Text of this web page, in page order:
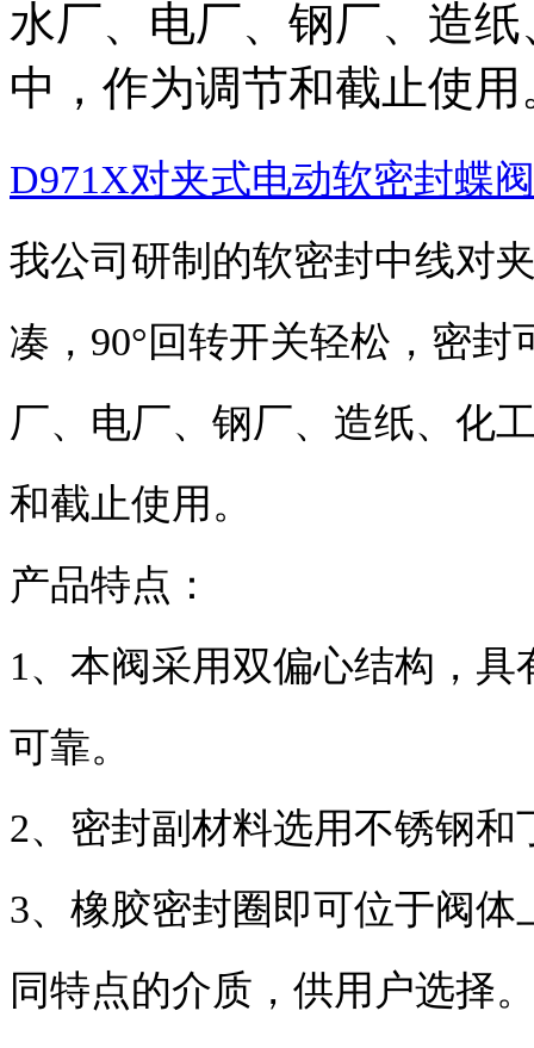
水厂、电厂、钢厂、造
中，作为调节和截止使用
D971X对夹式电动软密封蝶阀
我公司研制的软密封中线对
凑，90°回转开关轻松，密
厂、电厂、钢厂、造纸、化
和截止使用。
产品特点：
1、本阀采用双偏心结构，
可靠。
2、密封副材料选用不锈钢
3、橡胶密封圈即可位于阀
同特点的介质，供用户选择